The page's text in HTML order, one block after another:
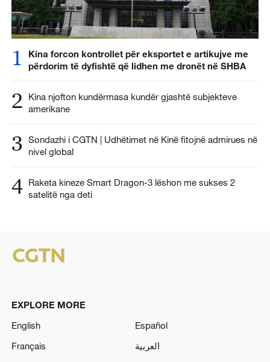
1
Kina forcon kontrollet për eksportet e artikujve me
përdorim të dyfishtë që lidhen me dronët në SHBA
2
Kina njofton kundërmasa kundër gjashtë subjekteve
amerikane
3 Sondazhi i CGTN | Udhëtimet në Kinë fitojnë admirues në
nivel global
4 Raketa kineze Smart Dragon-3 lëshon me sukses 2
satelitë nga deti
EXPLORE MORE
English
Español
Français
العربية